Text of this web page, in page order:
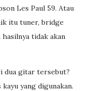
Les Paul 59. Atau
itu tuner, bridge
tidak akan
dua gitar tersebut?
yang digunakan.